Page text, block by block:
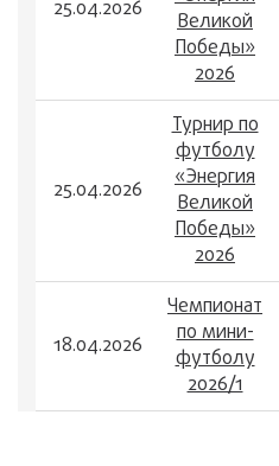
25.04.2026
Великой
Победы»
2026
25.04.2026
Турнир по
футболу
«Энергия
Великой
Победы»
2026
18.04.2026
Чемпионат
по мини-
футболу
2026/1